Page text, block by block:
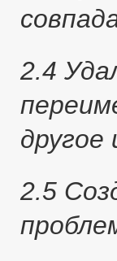
2.4
другое
2.5